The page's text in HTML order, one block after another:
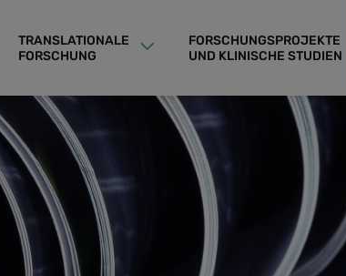
TRANSLATIONALE
FORSCHUNG
FORSCHUNGSPROJEKTE
UND KLINISCHE STUDIEN